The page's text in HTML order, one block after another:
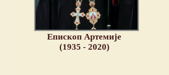
Епископ Артемије
(1935 - 2020)